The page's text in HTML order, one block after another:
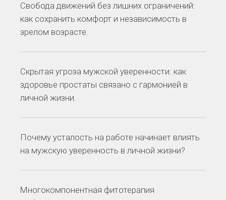
Свобода движений без лишних ограничений:
как сохранить комфорт и независимость в
зрелом возрасте.
Скрытая угроза мужской уверенности: как
здоровье простаты связано с гармонией в
личной жизни.
Почему усталость на работе начинает влиять
на мужскую уверенность в личной жизни?
Многокомпонентная фитотерапия